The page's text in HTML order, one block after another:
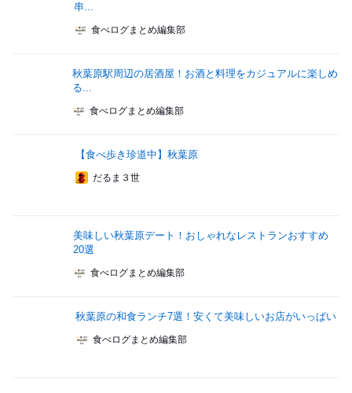
串...
食べログまとめ編集部
秋葉原駅周辺の居酒屋！お酒と料理をカジュアルに楽しめ
る...
食べログまとめ編集部
【食べ歩き珍道中】秋葉原
だるま３世
美味しい秋葉原デート！おしゃれなレストランおすすめ
20選
食べログまとめ編集部
秋葉原の和食ランチ7選！安くて美味しいお店がいっぱい
食べログまとめ編集部